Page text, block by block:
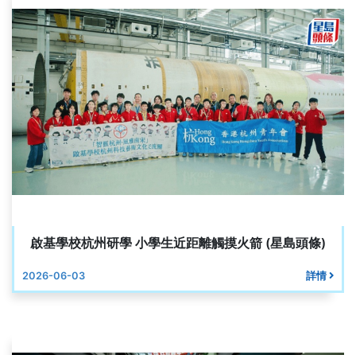
啟基學校杭州研學 小學生近距離觸摸火箭 (星島頭條)
2026-06-03 詳情